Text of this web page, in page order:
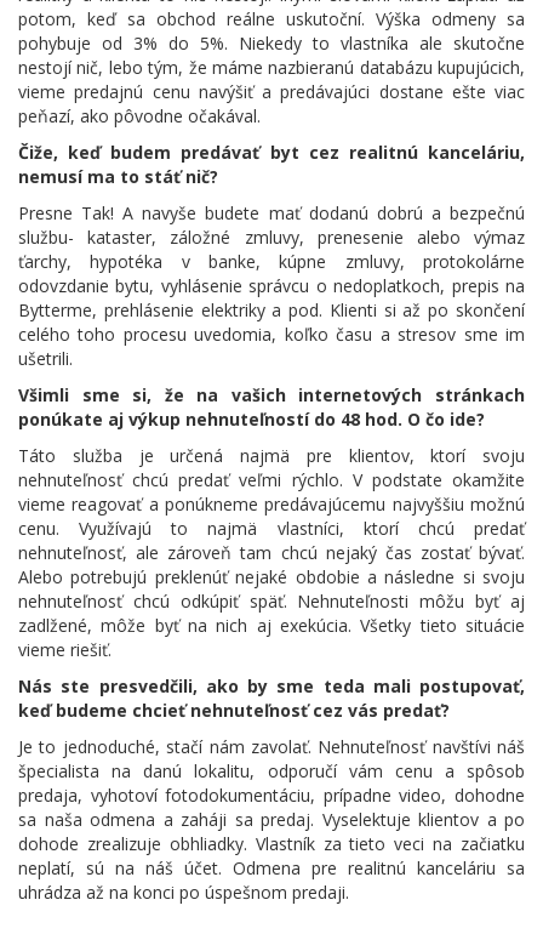
potom, keď sa obchod reálne uskutoční. Výška odmeny sa
pohybuje od 3% do 5%. Niekedy to vlastníka ale skutočne
nestojí nič, lebo tým, že máme nazbieranú databázu kupujúcich,
vieme predajnú cenu navýšiť a predávajúci dostane ešte viac
peňazí, ako pôvodne očakával.
Čiže, keď budem predávať byt cez realitnú kanceláriu,
nemusí ma to stáť nič?
Presne Tak! A navyše budete mať dodanú dobrú a bezpečnú
službu- kataster, záložné zmluvy, prenesenie alebo výmaz
ťarchy, hypotéka v banke, kúpne zmluvy, protokolárne
odovzdanie bytu, vyhlásenie správcu o nedoplatkoch, prepis na
Bytterme, prehlásenie elektriky a pod. Klienti si až po skončení
celého toho procesu uvedomia, koľko času a stresov sme im
ušetrili.
Všimli sme si, že na vašich internetových stránkach
ponúkate aj výkup nehnuteľností do 48 hod. O čo ide?
Táto služba je určená najmä pre klientov, ktorí svoju
nehnuteľnosť chcú predať veľmi rýchlo. V podstate okamžite
vieme reagovať a ponúkneme predávajúcemu najvyššiu možnú
cenu. Využívajú to najmä vlastníci, ktorí chcú predať
nehnuteľnosť, ale zároveň tam chcú nejaký čas zostať bývať.
Alebo potrebujú preklenúť nejaké obdobie a následne si svoju
nehnuteľnosť chcú odkúpiť späť. Nehnuteľnosti môžu byť aj
zadlžené, môže byť na nich aj exekúcia. Všetky tieto situácie
vieme riešiť.
Nás ste presvedčili, ako by sme teda mali postupovať,
keď budeme chcieť nehnuteľnosť cez vás predať?
Je to jednoduché, stačí nám zavolať. Nehnuteľnosť navštívi náš
špecialista na danú lokalitu, odporučí vám cenu a spôsob
predaja, vyhotoví fotodokumentáciu, prípadne video, dohodne
sa naša odmena a zaháji sa predaj. Vyselektuje klientov a po
dohode zrealizuje obhliadky. Vlastník za tieto veci na začiatku
neplatí, sú na náš účet. Odmena pre realitnú kanceláriu sa
uhrádza až na konci po úspešnom predaji.